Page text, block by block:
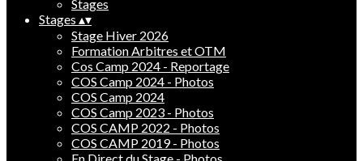
Stages
Stages ▴▾
Stage Hiver 2026
Formation Arbitres et OTM
Cos Camp 2024 - Reportage
COS Camp 2024 - Photos
COS Camp 2024
COS Camp 2023 - Photos
COS CAMP 2022 - Photos
COS CAMP 2019 - Photos